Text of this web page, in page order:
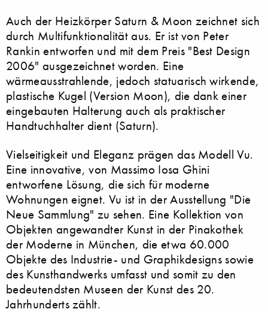
Auch der Heizkörper Saturn & Moon zeichnet sich
durch Multifunktionalität aus. Er ist von Peter
Rankin entworfen und mit dem Preis "Best Design
2006" ausgezeichnet worden. Eine
wärmeausstrahlende, jedoch statuarisch wirkende,
plastische Kugel (Version Moon), die dank einer
eingebauten Halterung auch als praktischer
Handtuchhalter dient (Saturn).
Vielseitigkeit und Eleganz prägen das Modell Vu.
Eine innovative, von Massimo Iosa Ghini
entworfene Lösung, die sich für moderne
Wohnungen eignet. Vu ist in der Ausstellung "Die
Neue Sammlung" zu sehen. Eine Kollektion von
Objekten angewandter Kunst in der Pinakothek
der Moderne in München, die etwa 60.000
Objekte des Industrie- und Graphikdesigns sowie
des Kunsthandwerks umfasst und somit zu den
bedeutendsten Museen der Kunst des 20.
Jahrhunderts zählt.